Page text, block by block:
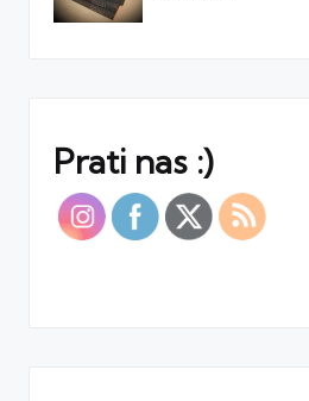
Prati nas :)